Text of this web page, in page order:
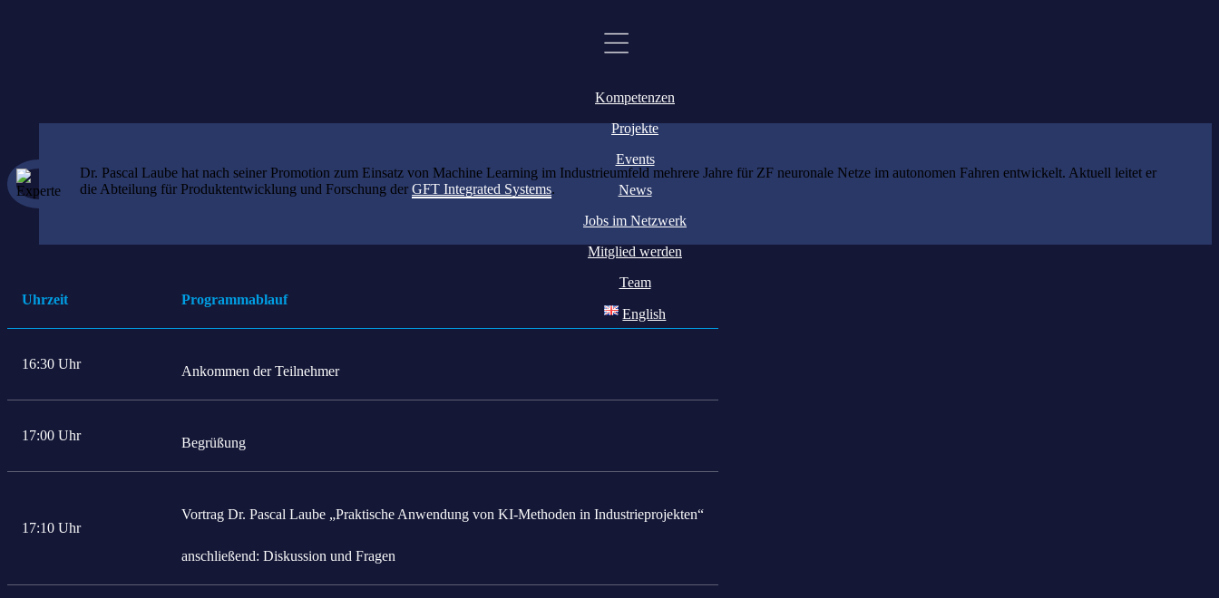
Kompetenzen
Projekte
Events
News
Jobs im Netzwerk
Mitglied werden
Team
English
Dr. Pascal Laube hat nach seiner Promotion zum Einsatz von Machine Learning im Industrieumfeld mehrere Jahre für ZF neuronale Netze im autonomen Fahren entwickelt. Aktuell leitet er
die Abteilung für Produktentwicklung und Forschung derGFT Integrated Systems.
Uhrzeit Programmablauf
16:30 Uhr Ankommen der Teilnehmer
17:00 Uhr Begrüßung
17:10 Uhr
Vortrag Dr. Pascal Laube „Praktische Anwendung von KI-Methoden in Industrieprojekten“
anschließend: Diskussion und Fragen